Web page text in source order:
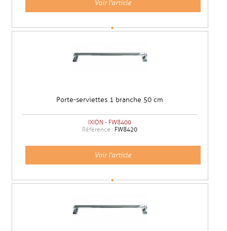
Voir l'article
Porte-serviettes 1 branche 50 cm
IXION - FW8400
Référence : FW8420
Voir l'article